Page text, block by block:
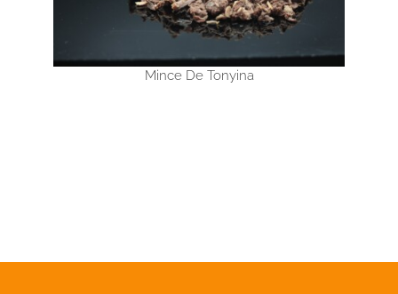
Mince De Tonyina